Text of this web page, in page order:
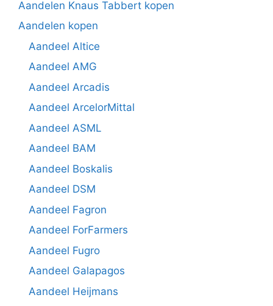
Aandelen Knaus Tabbert kopen
Aandelen kopen
Aandeel Altice
Aandeel AMG
Aandeel Arcadis
Aandeel ArcelorMittal
Aandeel ASML
Aandeel BAM
Aandeel Boskalis
Aandeel DSM
Aandeel Fagron
Aandeel ForFarmers
Aandeel Fugro
Aandeel Galapagos
Aandeel Heijmans